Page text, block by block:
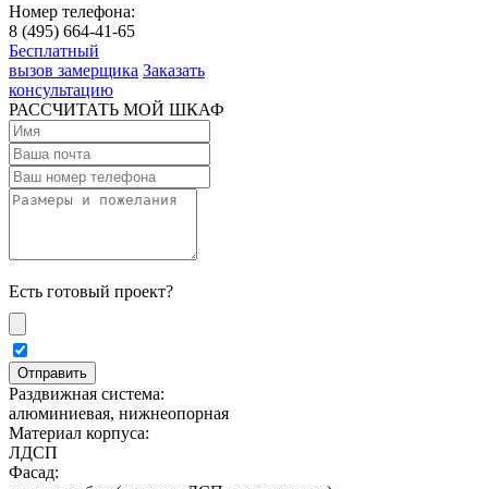
Номер телефона:
8 (495) 664-41-65
Бесплатный
вызов замерщика Заказать
консультацию
РАССЧИТАТЬ МОЙ ШКАФ
Есть готовый проект?
Раздвижная система:
алюминиевая, нижнеопорная
Материал корпуса:
ЛДСП
Фасад: